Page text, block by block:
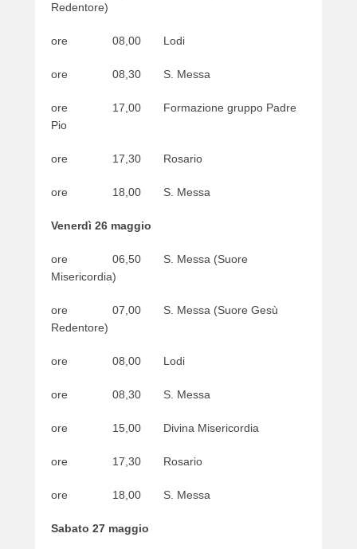
Redentore)
ore 08,00 Lodi
ore 08,30 S. Messa
ore 17,00 Formazione gruppo Padre
Pio
ore 17,30 Rosario
ore 18,00 S. Messa
Venerdì 26 maggio
ore 06,50 S. Messa (Suore
Misericordia)
ore 07,00 S. Messa (Suore Gesù
Redentore)
ore 08,00 Lodi
ore 08,30 S. Messa
ore 15,00 Divina Misericordia
ore 17,30 Rosario
ore 18,00 S. Messa
Sabato 27 maggio